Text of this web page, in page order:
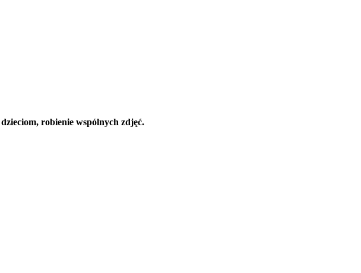
dzieciom, robienie wspólnych zdjęć.